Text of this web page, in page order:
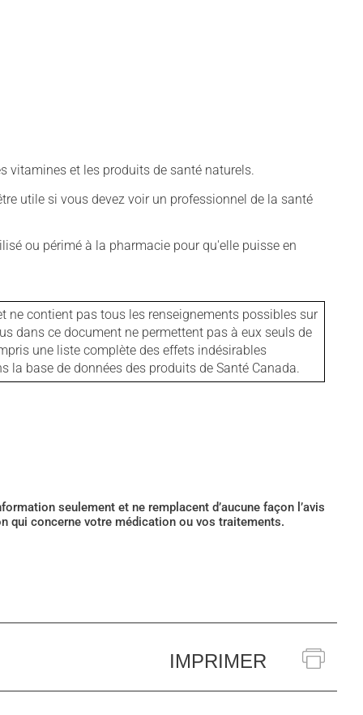
vitamines et les produits de santé naturels.
utile si vous devez voir un professionnel de la santé
ou périmé à la pharmacie pour qu'elle puisse en
ne contient pas tous les renseignements possibles sur
dans ce document ne permettent pas à eux seuls de
une liste complète des effets indésirables
base de données des produits de Santé Canada.
seulement et ne remplacent d’aucune façon l’avis
qui concerne votre médication ou vos traitements.
IMPRIMER